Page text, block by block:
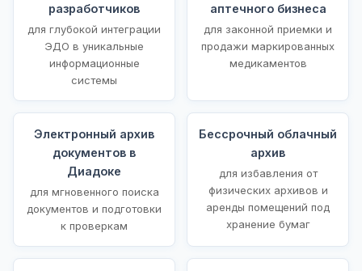
разработчиков
для глубокой интеграции
ЭДО в уникальные
информационные
системы
аптечного бизнеса
для законной приемки и
продажи маркированных
медикаментов
Электронный архив
документов в
Диадоке
для мгновенного поиска
документов и подготовки
к проверкам
Бессрочный облачный
архив
для избавления от
физических архивов и
аренды помещений под
хранение бумаг